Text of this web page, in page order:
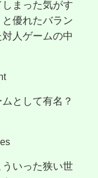
まった気がす
優れたバラン
人ゲームの中
として有名？
いった狭い世